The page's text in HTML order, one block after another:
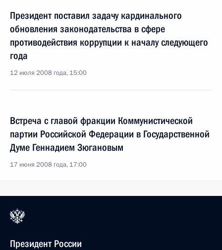
Президент поставил задачу кардинального
обновления законодательства в сфере
противодействия коррупции к началу следующего
года
12 июля 2008 года, 15:00
Встреча с главой фракции Коммунистической
партии Российской Федерации в Государственной
Думе Геннадием Зюгановым
17 июня 2008 года, 17:00
Президент России